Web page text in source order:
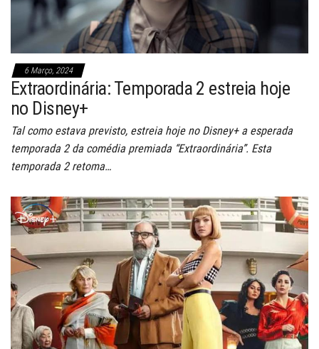
6 Março, 2024
Extraordinária: Temporada 2 estreia hoje
no Disney+
Tal como estava previsto, estreia hoje no Disney+ a esperada
temporada 2 da comédia premiada “Extraordinária”. Esta
temporada 2 retoma…